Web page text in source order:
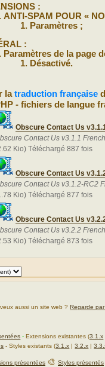
:
ANTI-SPAM POUR «
Paramètres ;
:
Paramètres de la page
Désactivé.
latraduction française
- fichiers de langue
Obscure Contact Us
Contact Us v3.1.1
Kio) Téléchargé 887 fois
Obscure Contact Us
Contact Us v3.1.2-RC2
Kio) Téléchargé 877 fois
Obscure Contact Us
Contact Us v3.2.2
Kio) Téléchargé 873 fois
aussi un site web ? Regarde par
-Extensions existantes (3.1.x
- Styles existants (3.1.x |3.2.x |
présentées 🎨 Styles présentés